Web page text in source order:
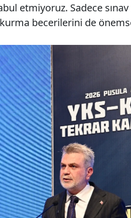
etmiyoruz. Sadece
becerilerini de